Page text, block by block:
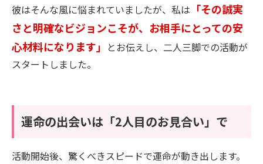
彼はそんな風に悩まれていましたが、私は 「その誠実
さと明確なビジョンこそが、お相手にとっての安
心材料になります」 とお伝えし、二人三脚での活動が
スタートしました。
運命の出会いは「2人目のお見合い」で
活動開始後、驚くべきスピードで運命が動き出します。